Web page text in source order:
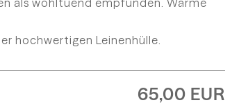
als wohltuend empfunden. Wärme
hochwertigen Leinenhülle.
65,00 EUR